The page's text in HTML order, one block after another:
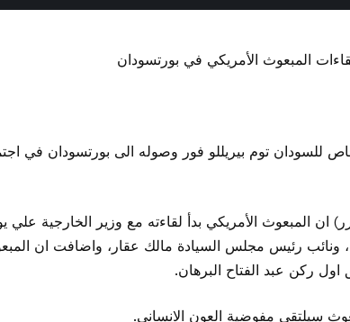
للسودان توم بيريللو فور وصوله الى بورتسودان في
ان المبعوث الأمريكي بدأ لقاءته مع وزير الخارجية
ونائب رئيس مجلس السيادة مالك عقار، واضافت ان
ركن عبد الفتاح البرهان.
سيلتقي مفوضية العون الانساني.